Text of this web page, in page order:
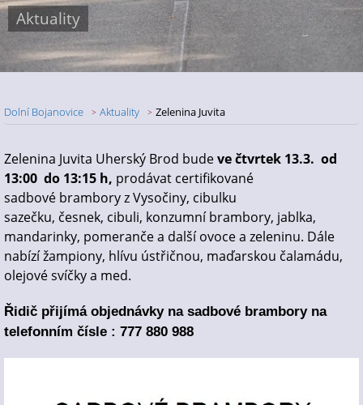
Aktuality
Dolní Bojanovice Aktuality Zelenina Juvita
Nadpis článku
Zelenina Juvita Uherský Brod budeve čtvrtek 13.3. od
13:00 do 13:15 h, prodávat certifikované
sadbové brambory z Vysočiny, cibulku
sazečku, česnek, cibuli, konzumní brambory, jablka,
mandarinky, pomeranče a další ovoce a zeleninu. Dále
nabízí žampiony, hlívu ústřičnou, maďarskou čalamádu,
olejové svíčky a med.
Řidič přijímá objednávky na sadbové brambory na
telefonním čísle : 777 880 988